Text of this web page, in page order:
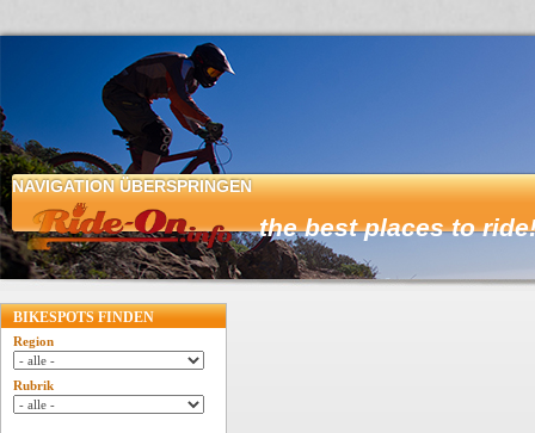
NAVIGATION ÜBERSPRINGEN
HOME
BIKESPOTS FINDEN
Region
Rubrik